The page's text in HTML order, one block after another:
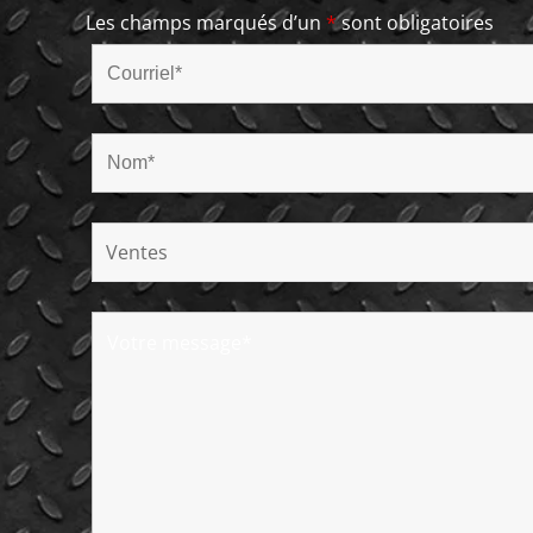
Les champs marqués d’un *sont obligatoires